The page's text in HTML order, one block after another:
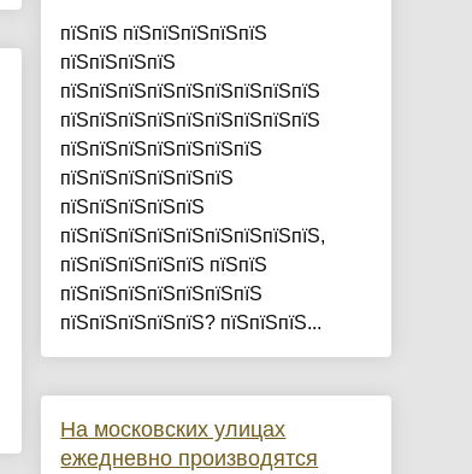
пїЅпїЅ пїЅпїЅпїЅпїЅпїЅ
пїЅпїЅпїЅпїЅ
пїЅпїЅпїЅпїЅпїЅпїЅпїЅпїЅпїЅ
пїЅпїЅпїЅпїЅпїЅпїЅпїЅпїЅпїЅ
пїЅпїЅпїЅпїЅпїЅпїЅпїЅ
пїЅпїЅпїЅпїЅпїЅпїЅ
пїЅпїЅпїЅпїЅпїЅ
пїЅпїЅпїЅпїЅпїЅпїЅпїЅпїЅпїЅ,
пїЅпїЅпїЅпїЅпїЅ пїЅпїЅ
пїЅпїЅпїЅпїЅпїЅпїЅпїЅ
пїЅпїЅпїЅпїЅпїЅ? пїЅпїЅпїЅ...
На московских улицах
ежедневно производятся